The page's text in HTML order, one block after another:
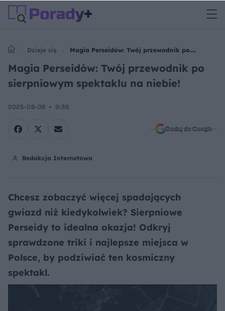
Dzieje się
Magia Perseidów: Twój przewodnik po
sierpniowym spektaklu na niebie!
Magia Perseidów: Twój przewodnik po
sierpniowym spektaklu na niebie!
2025-08-08 9:38
Dodaj do Google
Redakcja Internetowa
Chcesz zobaczyć więcej spadających
gwiazd niż kiedykolwiek? Sierpniowe
Perseidy to idealna okazja! Odkryj
sprawdzone triki i najlepsze miejsca w
Polsce, by podziwiać ten kosmiczny
spektakl.